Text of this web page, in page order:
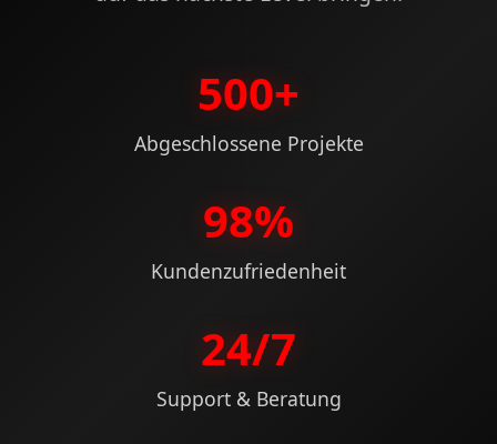
500+
Abgeschlossene Projekte
98%
Kundenzufriedenheit
24/7
Support & Beratung